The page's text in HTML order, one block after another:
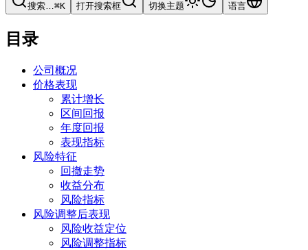
搜索…⌘K 打开搜索框 切换主题 语言
目录
公司概况
价格表现
累计增长
区间回报
年度回报
表现指标
风险特征
回撤走势
收益分布
风险指标
风险调整后表现
风险收益定位
风险调整指标